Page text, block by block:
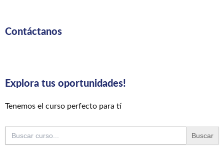
Contáctanos
Explora tus oportunidades!
Tenemos el curso perfecto para tí
Buscar: